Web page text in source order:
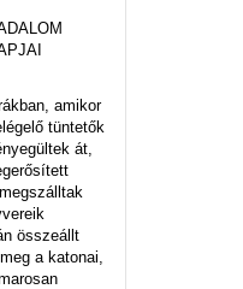
amikor
tüntetők
át,
összeállt
a katonai,